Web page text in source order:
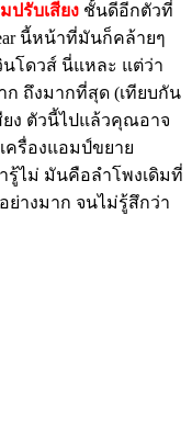
ปรับเสียง ชั้นดีอีกตัวที่
นี้หน้าที่มันก็คล้ายๆ
นโดวส์ นี่แหละ แต่ว่า
ถึงมากที่สุด (เทียบกัน
ยง ตัวนี้ไปแล้วคุณอาจ
ครื่องแอมป์ขยาย
รู้ไม่ มันคือลำโพงเดิมที่
ย่างมาก จนไม่รู้สึกว่า